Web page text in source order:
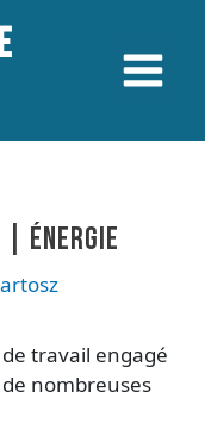
Menu
| ÉNERGIE
travail engagé
nombreuses